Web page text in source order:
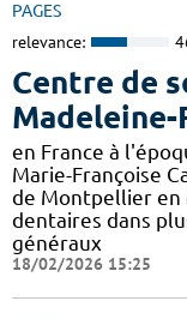
PAGES
relevance:
Centre de
Madeleine-
en France à
Marie-Françoise
de Montpellier en
dentaires dans
généraux
18/02/2026 15:25